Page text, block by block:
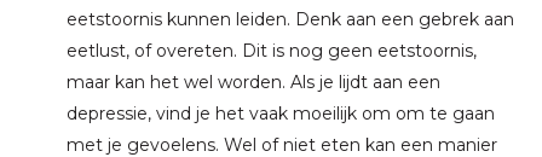
eetstoornis kunnen leiden. Denk aan een gebrek aan
eetlust, of overeten. Dit is nog geen eetstoornis,
maar kan het wel worden. Als je lijdt aan een
depressie, vind je het vaak moeilijk om om te gaan
met je gevoelens. Wel of niet eten kan een manier